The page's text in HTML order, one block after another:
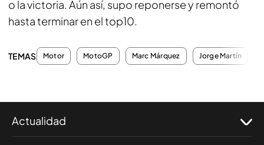
o la victoria. Aún así, supo reponerse y remontó
hasta terminar en el top10.
TEMAS Motor MotoGP Marc Márquez Jorge Martín
Actualidad